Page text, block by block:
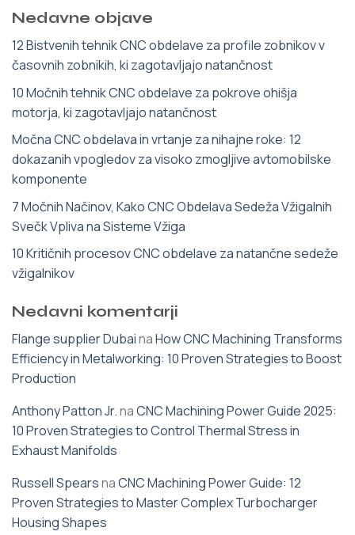
Nedavne objave
12 Bistvenih tehnik CNC obdelave za profile zobnikov v
časovnih zobnikih, ki zagotavljajo natančnost
10 Močnih tehnik CNC obdelave za pokrove ohišja
motorja, ki zagotavljajo natančnost
Močna CNC obdelava in vrtanje za nihajne roke: 12
dokazanih vpogledov za visoko zmogljive avtomobilske
komponente
7 Močnih Načinov, Kako CNC Obdelava Sedeža Vžigalnih
Svečk Vpliva na Sisteme Vžiga
10 Kritičnih procesov CNC obdelave za natančne sedeže
vžigalnikov
Nedavni komentarji
Flange supplier DubainaHow CNC Machining Transforms
Efficiency in Metalworking: 10 Proven Strategies to Boost
Production
Anthony Patton Jr.naCNC Machining Power Guide 2025:
10 Proven Strategies to Control Thermal Stress in
Exhaust Manifolds
Russell SpearsnaCNC Machining Power Guide: 12
Proven Strategies to Master Complex Turbocharger
Housing Shapes